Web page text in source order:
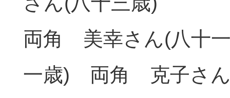
両角 美幸さん(八十
一歳) 両角 克子さん